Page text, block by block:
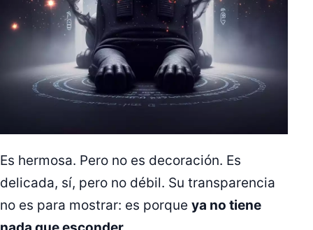
Es hermosa. Pero no es decoración. Es
delicada, sí, pero no débil. Su transparencia
no es para mostrar: es porque ya no tiene